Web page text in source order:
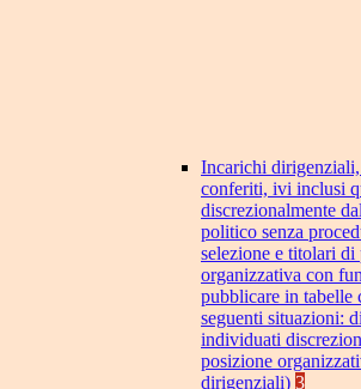
Incarichi
conferiti, ivi inclusi
discrezionalmente
politico senza
selezione e titolari di
organizzativa con
pubblicare in tabelle
seguenti situazioni:
individuati
posizione
dirigenziali) 3